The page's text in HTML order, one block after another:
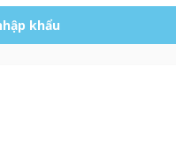
khẩu